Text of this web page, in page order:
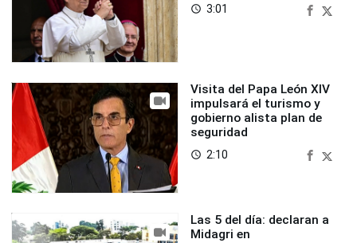
access_time 3:01
Visita del Papa León XIV
impulsará el turismo y
gobierno alista plan de
seguridad
access_time 2:10
Las 5 del día: declaran a
Midagri en